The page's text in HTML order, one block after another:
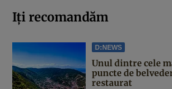
Iți recomandăm
D:NEWS
Unul dintre cele
puncte de
restaurat